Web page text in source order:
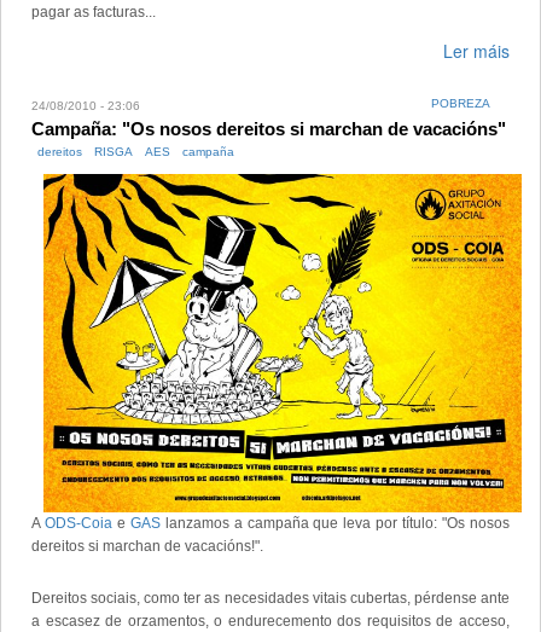
pagar as facturas...
Ler máis
24/08/2010 - 23:06 POBREZA
Campaña: "Os nosos dereitos si marchan de vacacións"
dereitos RISGA AES campaña
A ODS-Coiae GASlanzamos a campaña que leva por título: "Os nosos
dereitos si marchan de vacacións!".
Dereitos sociais, como ter as necesidades vitais cubertas, pérdense ante
a escasez de orzamentos, o endurecemento dos requisitos de acceso,